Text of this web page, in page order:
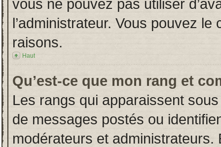
vous ne pouvez pas utiliser
l’administrateur. Vous pouvez
raisons.
Haut
Qu’est-ce que mon rang et
Les rangs qui apparaissent
de messages postés ou
modérateurs et